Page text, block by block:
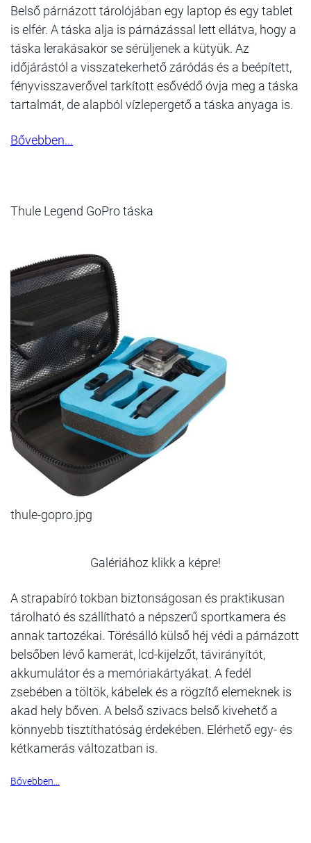
Belső párnázott tárolójában egy laptop és egy tablet
is elfér. A táska alja is párnázással lett ellátva, hogy a
táska lerakásakor se sérüljenek a kütyük. Az
időjárástól a visszatekerhető záródás és a beépített,
fényvisszaverővel tarkított esővédő óvja meg a táska
tartalmát, de alapból vízlepergető a táska anyaga is.
Bővebben...
Thule Legend GoPro táska
thule-gopro.jpg
Galériához klikk a képre!
A strapabíró tokban biztonságosan és praktikusan
tárolható és szállítható a népszerű sportkamera és
annak tartozékai. Törésálló külső héj védi a párnázott
belsőben lévő kamerát, lcd-kijelzőt, távirányítót,
akkumulátor és a memóriakártyákat. A fedél
zsebében a töltök, kábelek és a rögzítő elemeknek is
akad hely bőven. A belső szivacs belső kivehető a
könnyebb tisztíthatóság érdekében. Elérhető egy- és
kétkamerás változatban is.
Bővebben...